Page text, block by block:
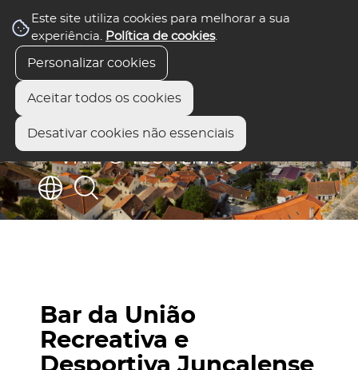
Este site utiliza cookies para melhorar a sua
experiência. Política de cookies.
Personalizar cookies
Aceitar todos os cookies
Desativar cookies não essenciais
Bar da União
Recreativa e